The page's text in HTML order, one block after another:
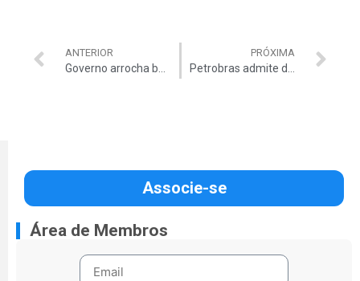
ANTERIOR PRÓXIMA
Associe-se
Área de Membros